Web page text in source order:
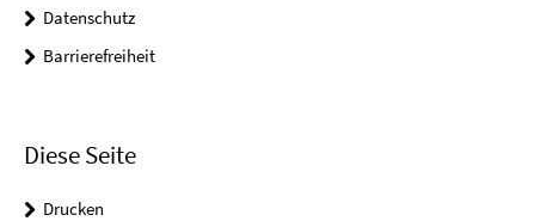
Datenschutz
Barrierefreiheit
Diese Seite
Drucken